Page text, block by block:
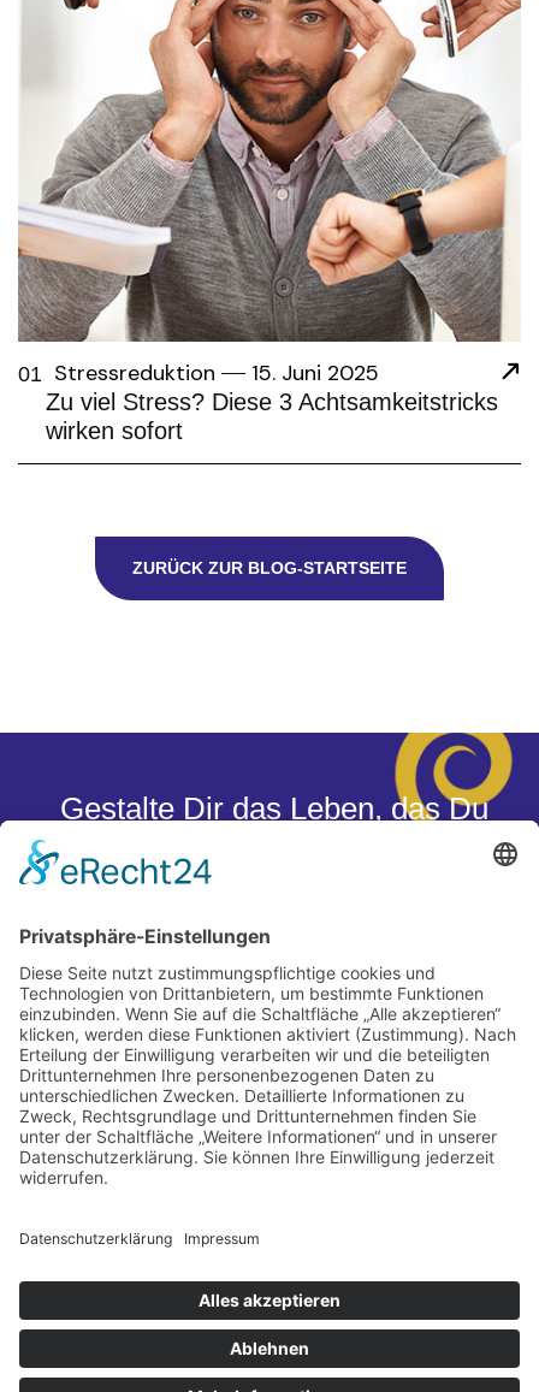
01 Stressreduktion 15. Juni 2025
Zu viel Stress? Diese 3 Achtsamkeitstricks
wirken sofort
ZURÜCK ZUR BLOG-STARTSEITE
Gestalte Dir das Leben, das Du
Investiere in Dich selbst.
Wann lernen wir
uns kennen?
Erstgespräch
→ Nachricht schicken